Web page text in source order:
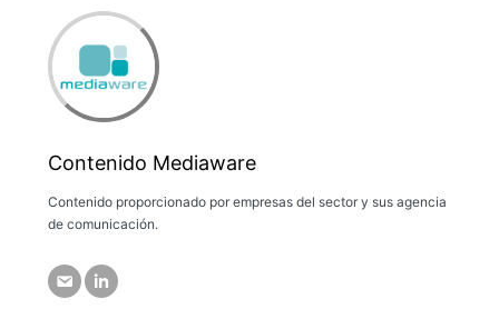
Contenido Mediaware
Contenido proporcionado por empresas del sector y sus agencia
de comunicación.